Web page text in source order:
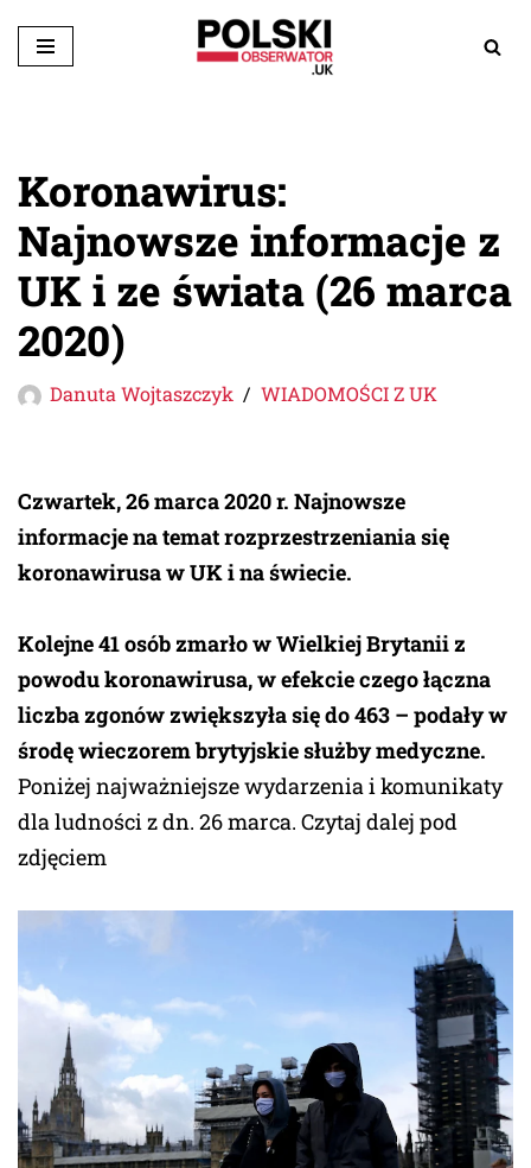
Przejdź
Koronawirus:
Najnowsze informacje z
UK i ze świata (26 marca
2020)
Danuta Wojtaszczyk WIADOMOŚCI Z UK
Czwartek, 26 marca 2020 r. Najnowsze
informacje na temat rozprzestrzeniania się
koronawirusa w UK i na świecie.
Kolejne 41 osób zmarło w Wielkiej Brytanii z
powodu koronawirusa, w efekcie czego łączna
liczba zgonów zwiększyła się do 463 – podały w
środę wieczorem brytyjskie służby medyczne.
Poniżej najważniejsze wydarzenia i komunikaty
dla ludności z dn. 26 marca. Czytaj dalej pod
zdjęciem